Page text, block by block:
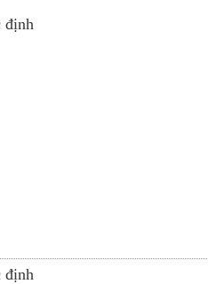
định
định